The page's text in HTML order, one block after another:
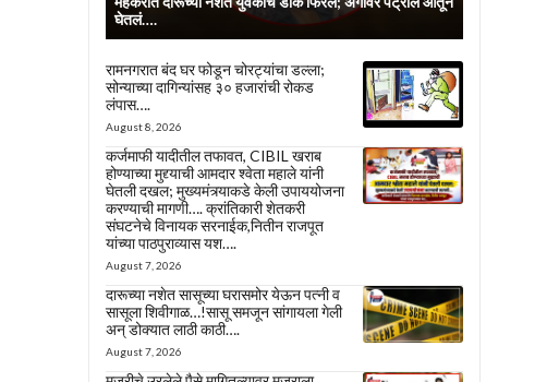
घेतलं….
रामनगरात बंद घर फोडून चोरट्यांचा डल्ला;
सोन्याच्या दागिन्यांसह ३० हजारांची रोकड
लंपास….
August 8, 2026
कर्जमाफी यादीतील तफावत, CIBIL खराब
होण्याच्या मुद्द्याची आमदार श्वेता महाले यांनी
घेतली दखल; मुख्यमंत्र्याकडे केली उपाययोजना
करण्याची मागणी…. क्रांतिकारी शेतकरी
संघटनेचे विनायक सरनाईक,नितीन राजपूत
यांच्या पाठपुराव्यास यश….
August 7, 2026
दारूच्या नशेत सासूच्या घरासमोर येऊन पत्नी व
सासूला शिवीगाळ…!सासू समजून सांगायला गेली
अन् डोक्यात लाठी काठी….
August 7, 2026